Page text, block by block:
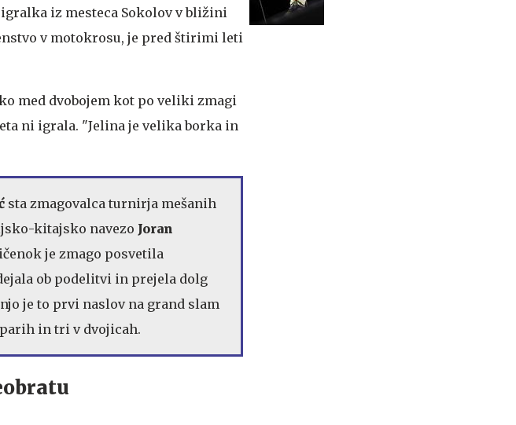
iz mesteca Sokolov v bližini
v motokrosu, je pred štirimi leti
med dvobojem kot po veliki zmagi
ni igrala. "Jelina je velika borka in
sta zmagovalca turnirja mešanih
kitajsko navezo Joran
je zmago posvetila
ob podelitvi in prejela dolg
je to prvi naslov na grand slam
in tri v dvojicah.